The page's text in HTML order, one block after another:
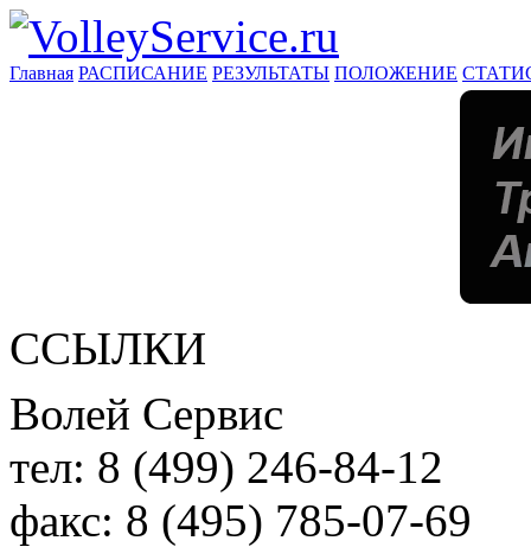
Главная РАСПИСАНИЕ РЕЗУЛЬТАТЫ ПОЛОЖЕНИЕ
ССЫЛКИ
Волей Сервис
тел: 8 (499) 246-84-12
факс: 8 (495) 785-07-69